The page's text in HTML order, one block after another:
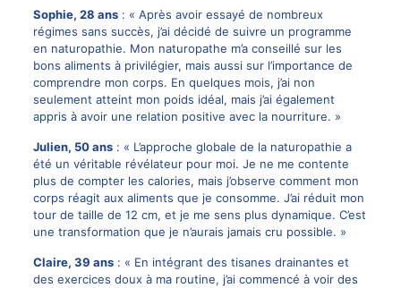
Sophie, 28 ans: « Après avoir essayé de nombreux
régimes sans succès, j’ai décidé de suivre un programme
en naturopathie. Mon naturopathe m’a conseillé sur les
bons aliments à privilégier, mais aussi sur l’importance de
comprendre mon corps. En quelques mois, j’ai non
seulement atteint mon poids idéal, mais j’ai également
appris à avoir une relation positive avec la nourriture. »
Julien, 50 ans: « L’approche globale de la naturopathie a
été un véritable révélateur pour moi. Je ne me contente
plus de compter les calories, mais j’observe comment mon
corps réagit aux aliments que je consomme. J’ai réduit mon
tour de taille de 12 cm, et je me sens plus dynamique. C’est
une transformation que je n’aurais jamais cru possible. »
Claire, 39 ans: « En intégrant des tisanes drainantes et
des exercices doux à ma routine, j’ai commencé à voir des